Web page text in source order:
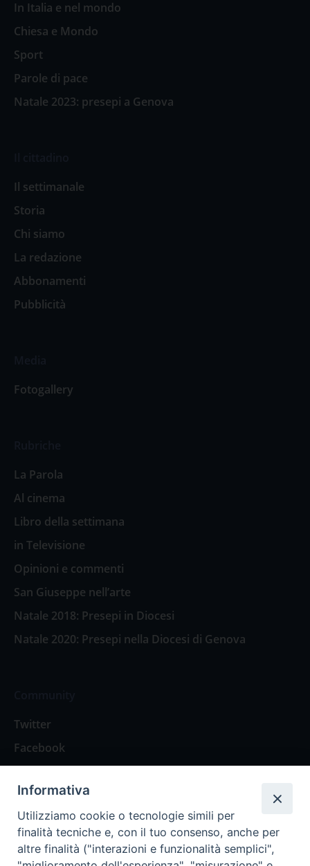
In Italia e nel mondo
Chiesa e Mondo
Sport
Parole di pace
Natale 2023: presepi a Genova
Il settimanale
Storia
Chi siamo
La redazione
Abbonamenti
Pubblicità
Fotogallery
La Parola
Al cinema
Libro della settimana
in Televisione
Opinioni e commenti
San Giuseppe nell’arte
Natale 2018: Presepi in Diocesi
Natale 2020: Presepi nella Diocesi di Genova
Twitter
Facebook
Contattaci
Spazio Lettori
Eventi
Informativa
Utilizziamo cookie o tecnologie simili per
finalità tecniche e, con il tuo consenso, anche per
altre finalità ("interazioni e funzionalità semplici",